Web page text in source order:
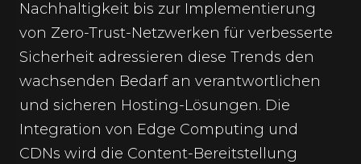
Nachhaltigkeit bis zur Implementierung
von Zero-Trust-Netzwerken für verbesserte
Sicherheit adressieren diese Trends den
wachsenden Bedarf an verantwortlichen
und sicheren Hosting-Lösungen. Die
Integration von Edge Computing und
CDNs wird die Content-Bereitstellung